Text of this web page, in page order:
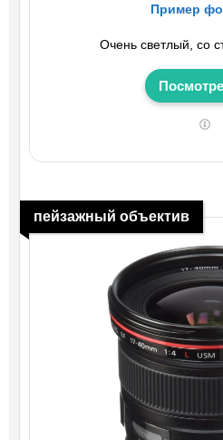
Пример
Очень светлый, со
пейзажный объектив